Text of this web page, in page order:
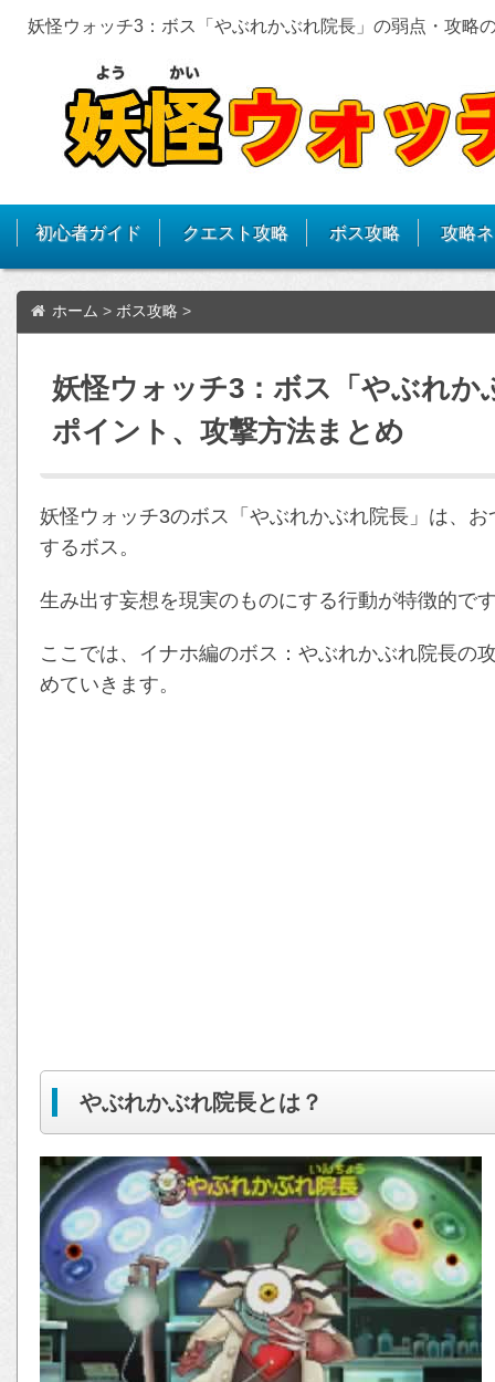
妖怪ウォッチ3：ボス「やぶれかぶれ院長」の弱点・攻略
初心者ガイド クエスト攻略 ボス攻略 攻略
ホーム > ボス攻略 >
妖怪ウォッチ3：ボス「やぶれか
ポイント、攻撃方法まとめ
妖怪ウォッチ3のボス「やぶれかぶれ院長」は、
するボス。
生み出す妄想を現実のものにする行動が特徴的で
ここでは、イナホ編のボス：やぶれかぶれ院長の
めていきます。
やぶれかぶれ院長とは？